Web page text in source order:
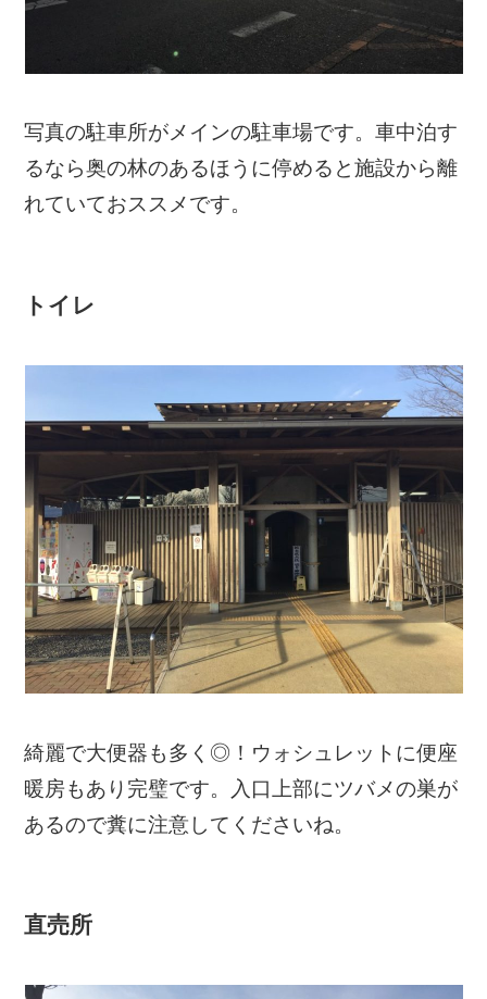
写真の駐車所がメインの駐車場です。車中泊す
るなら奥の林のあるほうに停めると施設から離
れていておススメです。
トイレ
綺麗で大便器も多く◎！ウォシュレットに便座
暖房もあり完璧です。入口上部にツバメの巣が
あるので糞に注意してくださいね。
直売所